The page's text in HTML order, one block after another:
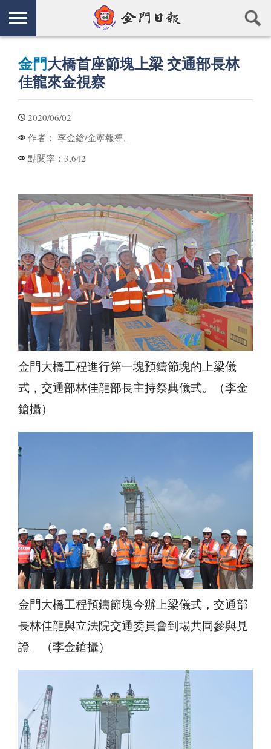
金門 大橋首座節塊上梁 交通部長林
佳龍來金視察
2020/06/02
作者： 李金鎗/金寧報導。
點閱率： 3,642
金門大橋工程進行第一塊預鑄節塊的上梁儀
式，交通部林佳龍部長主持祭典儀式。（李金
鎗攝）
金門大橋工程預鑄節塊今辦上梁儀式，交通部
長林佳龍與立法院交通委員會到場共同參與見
證。（李金鎗攝）